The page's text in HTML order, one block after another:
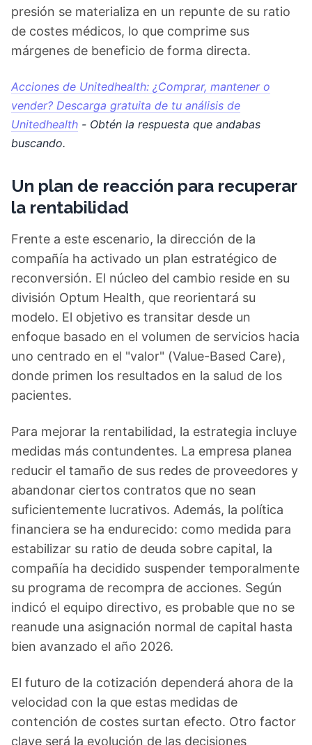
presión se materializa en un repunte de su ratio
de costes médicos, lo que comprime sus
márgenes de beneficio de forma directa.
Acciones de Unitedhealth: ¿Comprar, mantener o
vender? Descarga gratuita de tu análisis de
Unitedhealth - Obtén la respuesta que andabas
buscando.
Un plan de reacción para recuperar
la rentabilidad
Frente a este escenario, la dirección de la
compañía ha activado un plan estratégico de
reconversión. El núcleo del cambio reside en su
división Optum Health, que reorientará su
modelo. El objetivo es transitar desde un
enfoque basado en el volumen de servicios hacia
uno centrado en el "valor" (Value-Based Care),
donde primen los resultados en la salud de los
pacientes.
Para mejorar la rentabilidad, la estrategia incluye
medidas más contundentes. La empresa planea
reducir el tamaño de sus redes de proveedores y
abandonar ciertos contratos que no sean
suficientemente lucrativos. Además, la política
financiera se ha endurecido: como medida para
estabilizar su ratio de deuda sobre capital, la
compañía ha decidido suspender temporalmente
su programa de recompra de acciones. Según
indicó el equipo directivo, es probable que no se
reanude una asignación normal de capital hasta
bien avanzado el año 2026.
El futuro de la cotización dependerá ahora de la
velocidad con la que estas medidas de
contención de costes surtan efecto. Otro factor
clave será la evolución de las decisiones